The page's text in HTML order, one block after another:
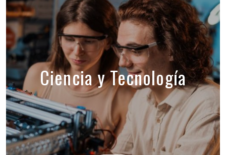
Ciencia y Tecnología